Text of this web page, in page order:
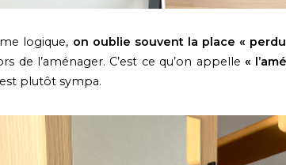
logique, on oublie souvent la place «
de l’aménager. C’est ce qu’on appelle «
plutôt sympa.